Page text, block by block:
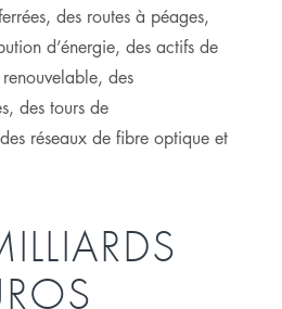
des routes à péages,
d’énergie, des actifs de
des
des tours de
réseaux de fibre optique et